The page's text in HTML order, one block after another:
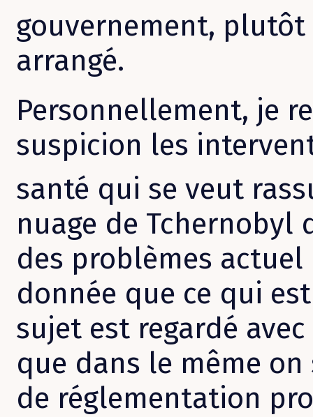
gouvernement,
arrangé.
Personnellement, je
suspicion les
santé qui se veut
nuage de Tchernobyl
des problèmes
donnée que ce qui
sujet est regardé
que dans le même
de réglementation